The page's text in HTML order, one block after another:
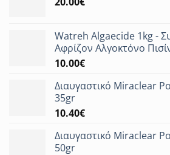
Watreh Algaecide 1kg -
Αφρίζον Αλγοκτόνο
10.00€
Διαυγαστικό Miraclear
35gr
10.40€
Διαυγαστικό Miraclear
50gr